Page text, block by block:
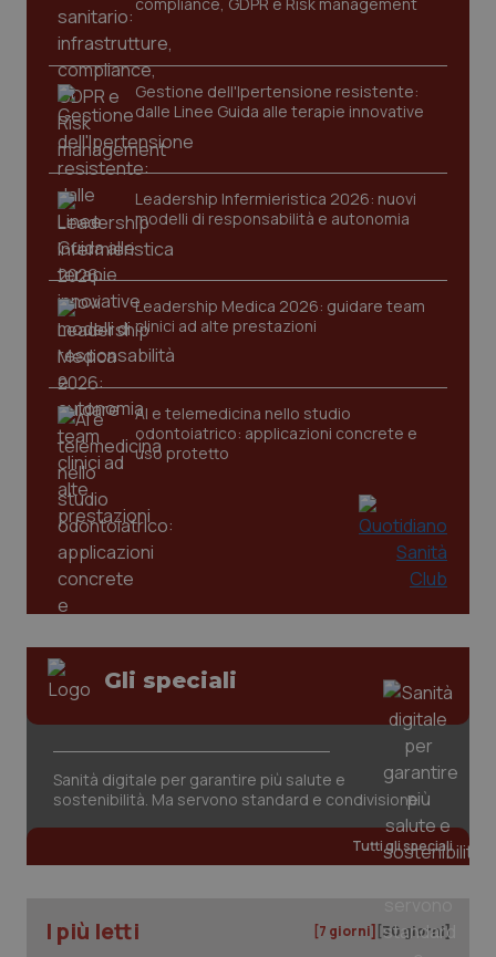
Gestione dell'Ipertensione resistente:
dalle Linee Guida alle terapie innovative
Leadership Infermieristica 2026: nuovi
modelli di responsabilità e autonomia
Leadership Medica 2026: guidare team
clinici ad alte prestazioni
AI e telemedicina nello studio
odontoiatrico: applicazioni concrete e
uso protetto
Gli speciali
Sanità digitale per garantire più salute e
sostenibilità. Ma servono standard e condivisione
Tutti gli speciali
I più letti [7 giorni] [30 giorni]
protette del sito. Il sito web non è in grado di
funzionare correttamente senza questi cookie.
Nome
Fornitore/Dominio
VISITOR_PRIVACY_METADATA
YouTube
.youtube.com
CookieScriptConsent
tracking-enable
www.quotidianosanita.it
www.quotidianosanita.it